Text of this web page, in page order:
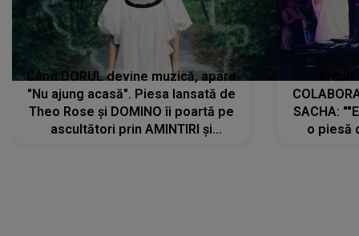
Când DORUL devine muzică, apare
"Nu ajung acasă". Piesa lansată de
Theo Rose și DOMINO îi poartă pe
ascultători prin AMINTIRI și
SACHA:
o piesă